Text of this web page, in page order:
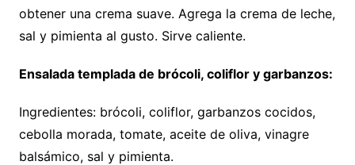
obtener una crema suave. Agrega la crema de leche,
sal y pimienta al gusto. Sirve caliente.
Ensalada templada de brócoli, coliflor y garbanzos:
Ingredientes: brócoli, coliflor, garbanzos cocidos,
cebolla morada, tomate, aceite de oliva, vinagre
balsámico, sal y pimienta.